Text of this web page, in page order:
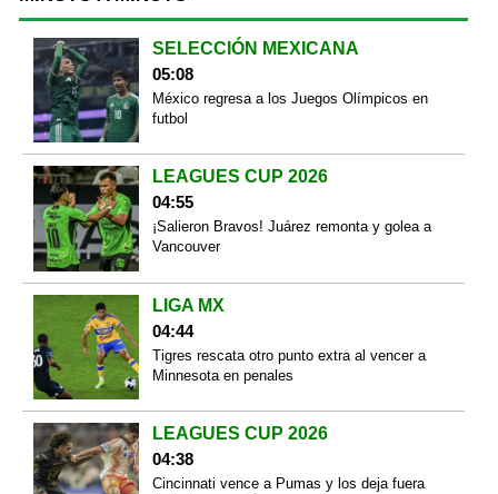
SELECCIÓN MEXICANA
05:08
México regresa a los Juegos Olímpicos en
futbol
LEAGUES CUP 2026
04:55
¡Salieron Bravos! Juárez remonta y golea a
Vancouver
LIGA MX
04:44
Tigres rescata otro punto extra al vencer a
Minnesota en penales
LEAGUES CUP 2026
04:38
Cincinnati vence a Pumas y los deja fuera